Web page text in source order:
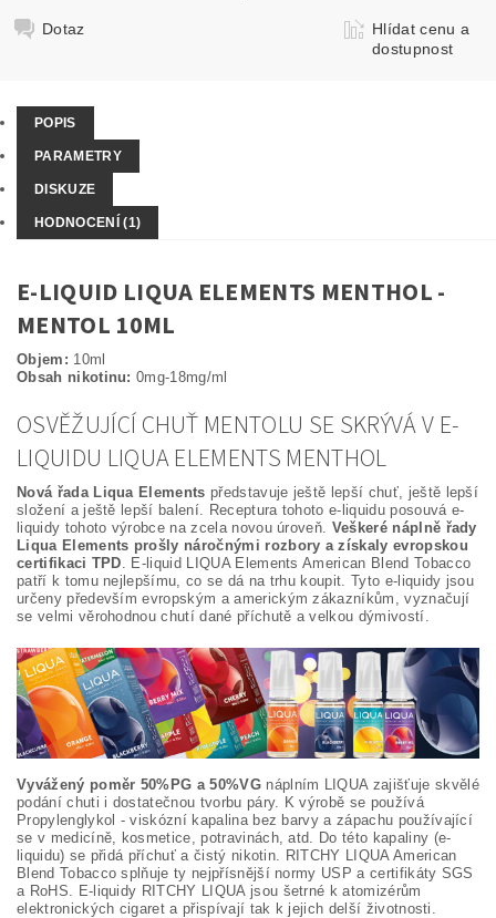
Dotaz
Hlídat cenu a
dostupnost
POPIS
PARAMETRY
DISKUZE
HODNOCENÍ (1)
E-LIQUID LIQUA ELEMENTS MENTHOL -
MENTOL 10ML
Objem: 10ml
Obsah nikotinu: 0mg-18mg/ml
OSVĚŽUJÍCÍ CHUŤ MENTOLU SE SKRÝVÁ V E-
LIQUIDU LIQUA ELEMENTS MENTHOL
Nová řada Liqua Elements představuje ještě lepší chuť, ještě lepší
složení a ještě lepší balení. Receptura tohoto e-liquidu posouvá e-
liquidy tohoto výrobce na zcela novou úroveň. Veškeré náplně řady
Liqua Elements prošly náročnými rozbory a získaly evropskou
certifikaci TPD. E-liquid LIQUA Elements American Blend Tobacco
patří k tomu nejlepšímu, co se dá na trhu koupit. Tyto e-liquidy jsou
určeny především evropským a americkým zákazníkům, vyznačují
se velmi věrohodnou chutí dané příchutě a velkou dýmivostí.
Vyvážený poměr 50%PG a 50%VGnáplním LIQUA zajišťuje skvělé
podání chuti i dostatečnou tvorbu páry. K výrobě se používá
Propylenglykol - viskózní kapalina bez barvy a zápachu používající
se v medicíně, kosmetice, potravinách, atd. Do této kapaliny (e-
liquidu) se přidá příchuť a čistý nikotin. RITCHY LIQUA American
Blend Tobacco splňuje ty nejpřísnější normy USP a certifikáty SGS
a RoHS. E-liquidy RITCHY LIQUA jsou šetrné k atomizérům
elektronických cigaret a přispívají tak k jejich delší životnosti.